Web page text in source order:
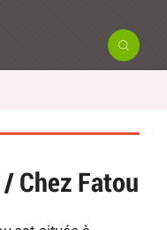
Chez Fatou